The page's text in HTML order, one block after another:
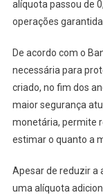
alíquota passou de
operações
De acordo com o
necessária para
criado, no fim dos
maior segurança
monetária, permite
estimar o quanto a
Apesar de reduzir a
uma alíquota